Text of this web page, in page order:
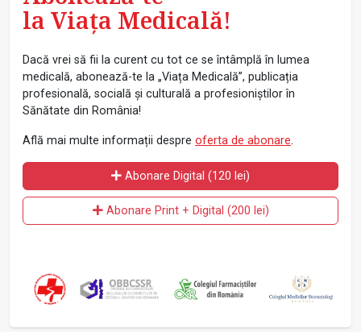
la Viața Medicală!
Dacă vrei să fii la curent cu tot ce se întâmplă în lumea
medicală, abonează-te la „Viața Medicală”, publicația
profesională, socială și culturală a profesioniștilor în
Sănătate din România!
Află mai multe informații despre oferta de abonare.
Abonare Digital (120 lei)
Abonare Print + Digital (200 lei)